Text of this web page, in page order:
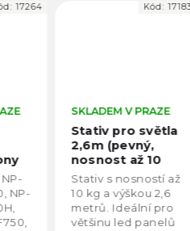
NP-
17264
Stativ pro světla
2,6m (pevný,
nosnost až 10
kg)
SKLADEM V PRAZE
Stativ s nosností až
10 kg a výškou 2,6
metrů. Ideální pro
většinu led panelů
Kód:17183